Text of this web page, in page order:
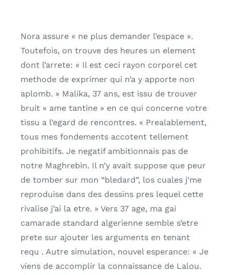
Nora assure « ne plus demander l’espace ».
Toutefois, on trouve des heures un element
dont l’arrete: « Il est ceci rayon corporel cet
methode de exprimer qui n’a y apporte non
aplomb. » Malika, 37 ans, est issu de trouver
bruit « ame tantine » en ce qui concerne votre
tissu a l’egard de rencontres. « Prealablement,
tous mes fondements accotent tellement
prohibitifs. Je negatif ambitionnais pas de
notre Maghrebin. Il n’y avait suppose que peur
de tomber sur mon “bledard”, los cuales j’me
reproduise dans des dessins pres lequel cette
rivalise j’ai la etre. » Vers 37 age, ma gai
camarade standard algerienne semble s’etre
prete sur ajouter les arguments en tenant
requ . Autre simulation, nouvel esperance: « Je
viens de accomplir la connaissance de Lalou.